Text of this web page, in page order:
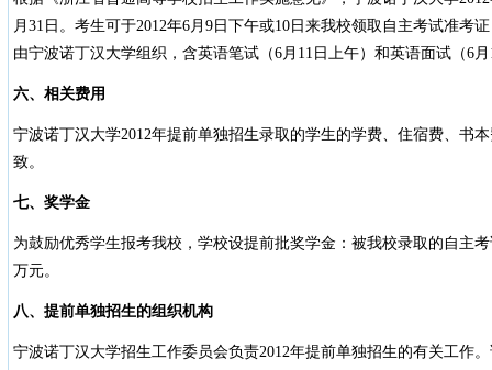
月31日。考生可于2012年6月9日下午或10日来我校领取自主考试准考
由宁波诺丁汉大学组织，含英语笔试（6月11日上午）和英语面试（6
六、相关费用
宁波诺丁汉大学2012年提前单独招生录取的学生的学费、住宿费、书
致。
七、奖学金
为鼓励优秀学生报考我校，学校设提前批奖学金：被我校录取的自主
万元。
八、提前单独招生的组织机构
宁波诺丁汉大学招生工作委员会负责2012年提前单独招生的有关工作